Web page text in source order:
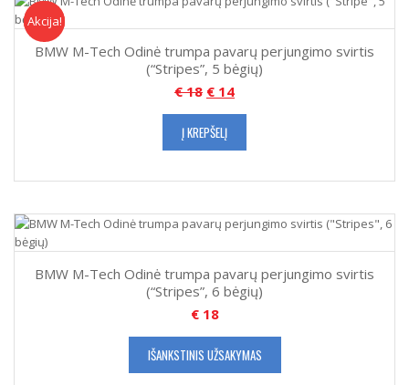
Akcija
Akcija!
BMW M-Tech Odinė trumpa pavarų perjungimo svirtis
(“Stripes”, 5 bėgių)
€18 € 14
Į KREPŠELĮ
BMW M-Tech Odinė trumpa pavarų perjungimo svirtis
(“Stripes”, 6 bėgių)
€18
IŠANKSTINIS UŽSAKYMAS